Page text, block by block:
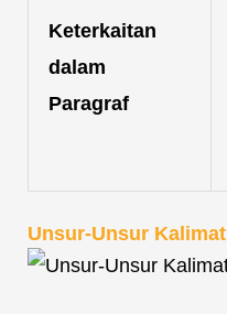
Keterkaitan
dalam
Paragraf
Unsur-Unsur Kalimat